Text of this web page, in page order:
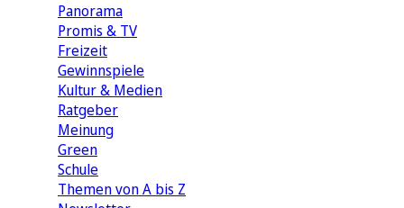
Panorama
Promis & TV
Freizeit
Gewinnspiele
Kultur & Medien
Ratgeber
Meinung
Green
Schule
Themen von A bis Z